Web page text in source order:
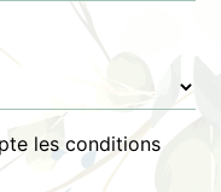
les conditions